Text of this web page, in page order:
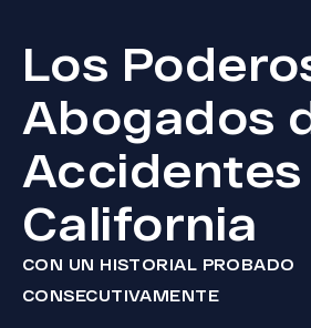
Los
Abogados
Accidentes
California
CON UN HISTORIAL PROBADO
CONSECUTIVAMENTE